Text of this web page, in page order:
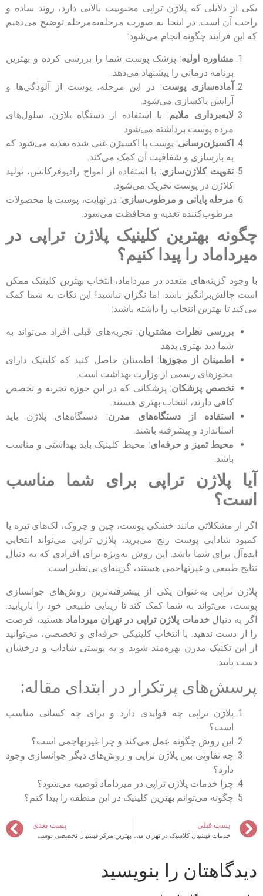
یکی از دلایلی که پلاژن تراپی محبوبیت بالایی دارد، روند ساده و
راحت آن است. در اینجا به صورت مرحله‌به‌مرحله توضیح می‌دهیم
که این فرآیند چگونه انجام می‌شود:
مشاوره اولیه: پزشک پوست شما را بررسی کرده و بهترین
برنامه درمانی را پیشنهاد می‌دهد.
آماده‌سازی پوست: در این مرحله، پوست از آلودگی‌ها و
آرایش پاکسازی می‌شود.
لایه‌برداری ملایم: با استفاده از دستگاه پلاژن، سلول‌های
مرده پوست برداشته می‌شود.
اکسیژن‌رسانی: پوست با اکسیژن غنی شده تغذیه می‌شود که
به بازسازی و شفافیت آن کمک می‌کند.
تقویت کلاژن‌سازی: با استفاده از امواج رادیوفرکانس، تولید
کلاژن در پوست تحریک می‌شود.
مرحله پایانی و مرطوب‌سازی: در نهایت، پوست با محصولات
مرطوب‌کننده تغذیه و محافظت می‌شود.
چگونه بهترین کلینیک پلاژن تراپی در
میرداماد را پیدا کنیم؟
با وجود گزینه‌های متعدد در میرداماد، انتخاب بهترین کلینیک ممکن
است چالش‌برانگیز باشد. اما نگران نباشید! این نکات به شما کمک
می‌کند تا بهترین انتخاب را داشته باشید:
بررسی نظرات مشتریان: تجربه‌های قبلی افراد می‌تواند به
شما دید بهتری بدهد.
اطمینان از مجوزها: اطمینان حاصل کنید که کلینیک دارای
مجوزهای رسمی از وزارت بهداشت است.
تخصص پزشکان: پزشکانی که در این حوزه تجربه و تخصص
کافی دارند، انتخاب بهتری هستند.
استفاده از دستگاه‌های مدرن: دستگاه‌های پلاژن باید
استاندارد و پیشرفته باشند.
محیط تمیز و حرفه‌ای: محیط کلینیک باید بهداشتی و مناسب
باشد.
آیا پلاژن تراپی برای شما مناسب
است؟
اگر از مشکلاتی مانند خشکی پوست، چین و چروک، لک‌های تیره یا
کمبود شادابی پوست رنج می‌برید، پلاژن تراپی می‌تواند انتخابی
ایده‌آل برای شما باشد. این روش به‌ویژه برای افرادی که به دنبال
نتایج طبیعی و غیرتهاجمی هستند، گزینه‌ای بی‌نظیر است.
پلاژن تراپی به‌عنوان یکی از پیشرفته‌ترین روش‌های جوانسازی
پوست، می‌تواند به شما کمک کند تا زیبایی طبیعی خود را بازیابید.
اگر به دنبالخدمات پلاژن تراپی در تهران میرداماد هستید، فرصت
را از دست ندهید. با انتخاب کلینیکی حرفه‌ای و تخصصی، می‌توانید
از این تکنیک مدرن بهره‌مند شوید و به پوستی شاداب و درخشان
دست یابید.
پرسش‌های پرتکرار در ابتدای مقاله:
پلاژن تراپی چه فوایدی دارد و برای چه کسانی مناسب
است؟
این روش چگونه عمل می‌کند و چرا غیرتهاجمی است؟
چه تفاوتی بین پلاژن تراپی و روش‌های دیگر جوانسازی وجود
دارد؟
چرا خدمات پلاژن تراپی در میرداماد توصیه می‌شود؟
چگونه می‌توانم بهترین کلینیک در این منطقه را پیدا کنم؟
پست قبلی پست بعدی
دیدگاهتان را بنویسید